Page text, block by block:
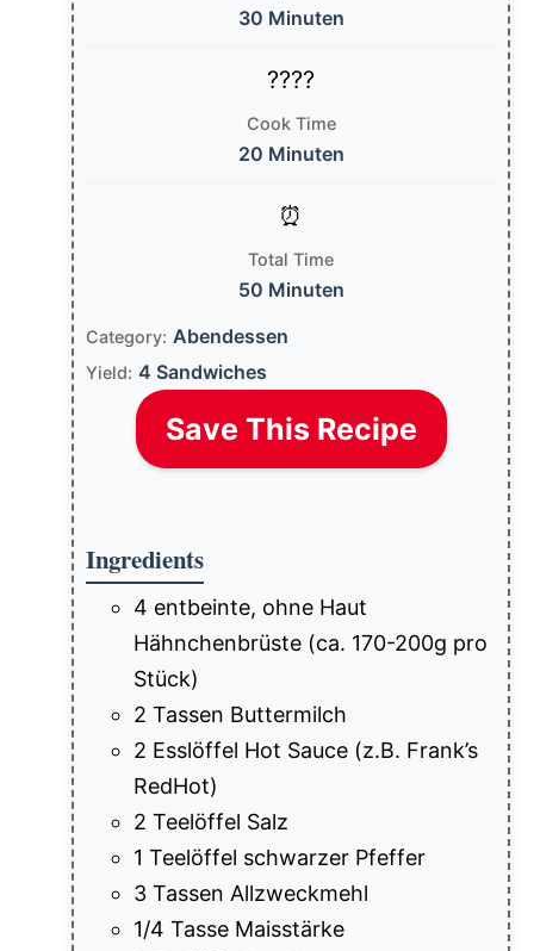
30 Minuten
Cook Time
20 Minuten
Total Time
50 Minuten
Category: Abendessen
Yield: 4 Sandwiches
Save This Recipe
Ingredients
4 entbeinte, ohne Haut
Hähnchenbrüste (ca. 170-200g pro
Stück)
2 Tassen Buttermilch
2 Esslöffel Hot Sauce (z.B. Frank’s
RedHot)
2 Teelöffel Salz
1 Teelöffel schwarzer Pfeffer
3 Tassen Allzweckmehl
1/4 Tasse Maisstärke